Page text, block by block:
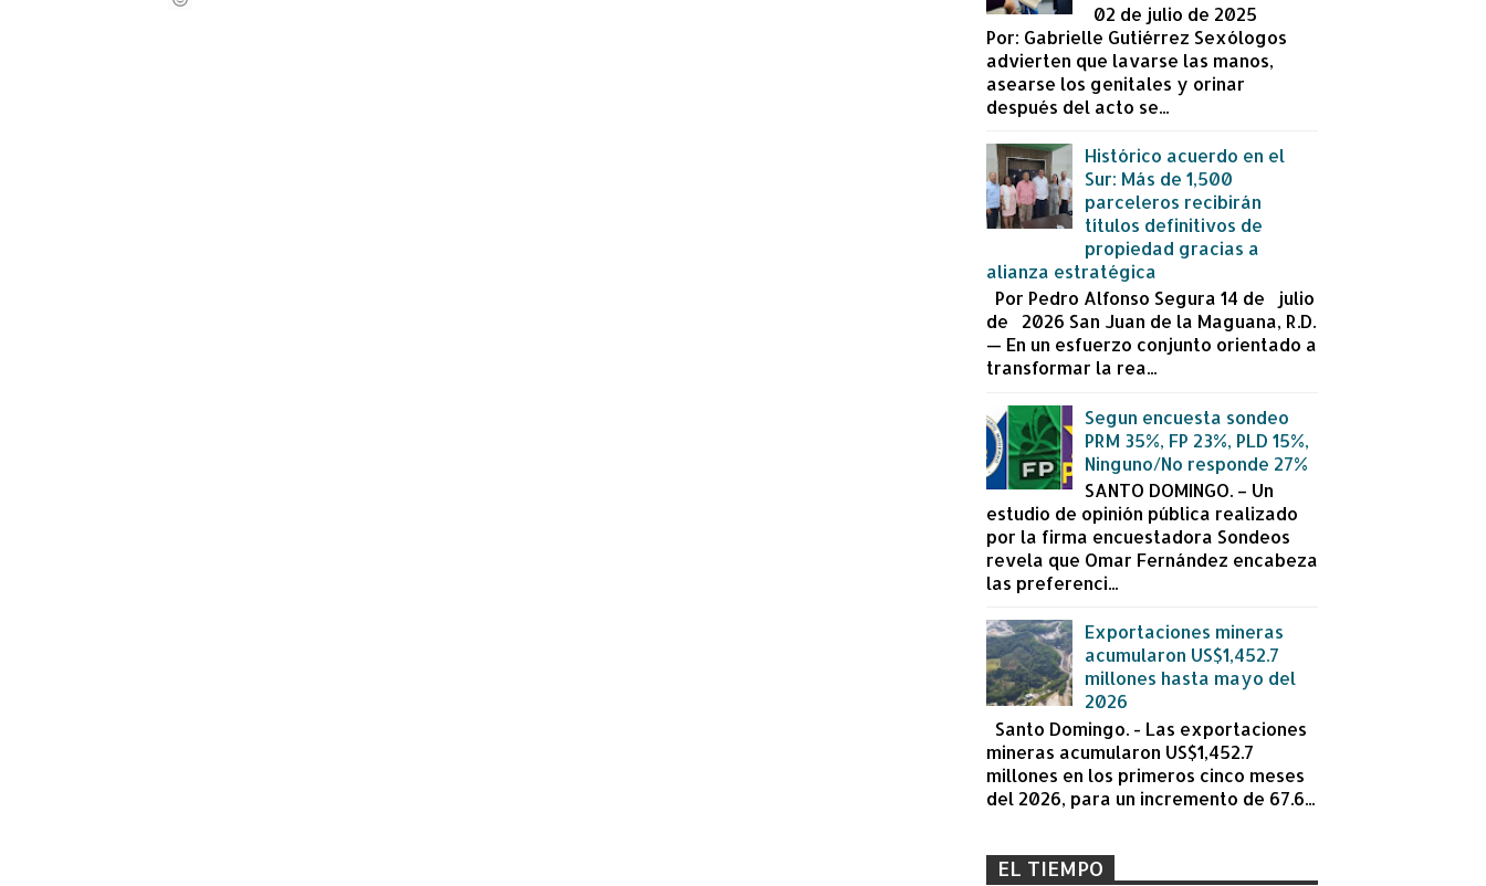
02 de julio de 2025
Por: Gabrielle Gutiérrez Sexólogos
advierten que lavarse las manos,
asearse los genitales y orinar
después del acto se...
Histórico acuerdo en el
Sur: Más de 1,500
parceleros recibirán
títulos definitivos de
propiedad gracias a
alianza estratégica
Por Pedro Alfonso Segura 14 de julio
de 2026 San Juan de la Maguana, R.D.
— En un esfuerzo conjunto orientado a
transformar la rea...
Segun encuesta sondeo
PRM 35%, FP 23%, PLD 15%,
Ninguno/No responde 27%
SANTO DOMINGO. – Un
estudio de opinión pública realizado
por la firma encuestadora Sondeos
revela que Omar Fernández encabeza
las preferenci...
Exportaciones mineras
acumularon US$1,452.7
millones hasta mayo del
2026
Santo Domingo. - Las exportaciones
mineras acumularon US$1,452.7
millones en los primeros cinco meses
del 2026, para un incremento de 67.6...
EL TIEMPO